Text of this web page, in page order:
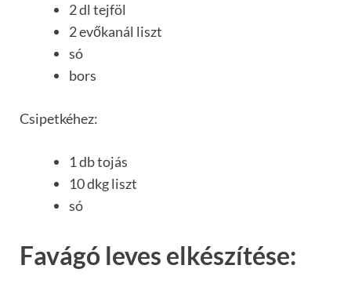
2 dl tejföl
2 evőkanál liszt
só
bors
Csipetkéhez:
1 db tojás
10 dkg liszt
só
Favágó leves elkészítése: